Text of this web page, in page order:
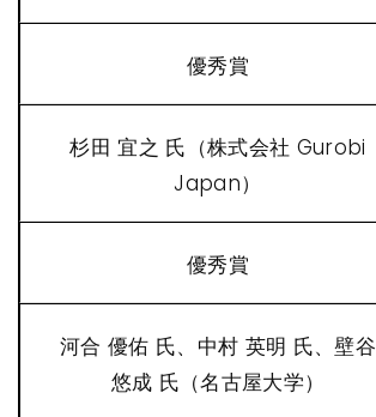
優秀賞
杉田 宜之 氏（株式会社 Gurobi
Japan）
優秀賞
河合 優佑 氏、中村 英明 氏、壁谷
悠成 氏（名古屋大学）